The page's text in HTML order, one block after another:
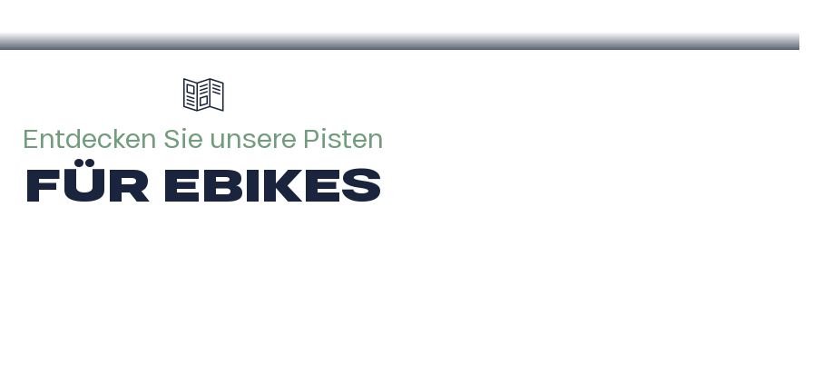
Entdecken Sie unsere Pisten
FÜR EBIKES